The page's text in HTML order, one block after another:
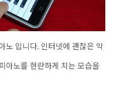
노 입니다. 인터넷에 괜찮은 악
아노를 현란하게 치는 모습을